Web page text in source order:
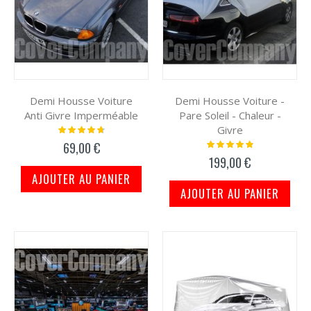
Demi Housse Voiture
Anti Givre Imperméable
Notation:
69,00 €
AJOUTER AU PANIER
Demi Housse Voiture -
Pare Soleil - Chaleur -
Givre
Notation:
199,00 €
AJOUTER AU PANIER